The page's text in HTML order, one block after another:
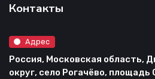
Контакты
Адрес
Россия, Московская область,
округ, село Рогачёво, площадь